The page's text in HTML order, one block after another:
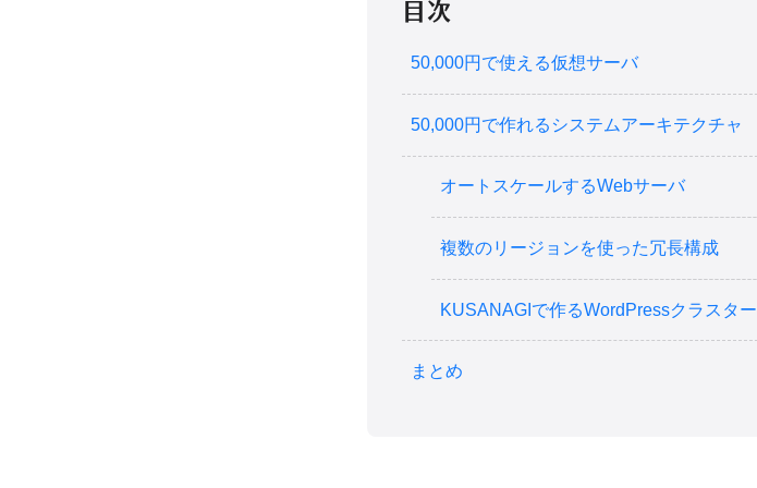
目次
50,000円で使える仮想サーバ
50,000円で作れるシステムアーキテクチャ
オートスケールするWebサーバ
複数のリージョンを使った冗長構成
KUSANAGIで作るWordPressクラスター
まとめ